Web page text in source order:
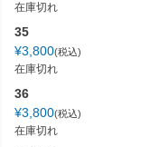
在庫切れ
35
¥3,800 税込
在庫切れ
36
¥3,800 税込
在庫切れ